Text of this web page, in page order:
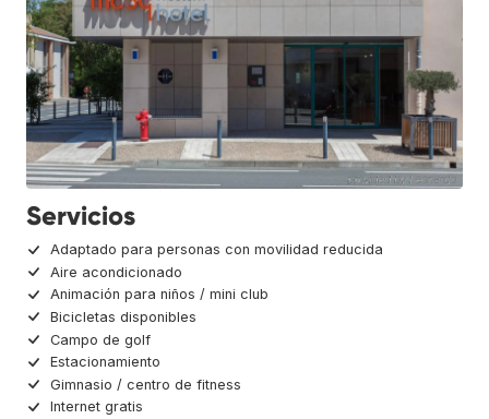
Servicios
Adaptado para personas con movilidad reducida
Aire acondicionado
Animación para niños / mini club
Bicicletas disponibles
Campo de golf
Estacionamiento
Gimnasio / centro de fitness
Internet gratis